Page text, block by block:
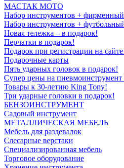
МАСТАК МОТО
Набор инструментов + фирменный
Набор инструментов +
Новая тележка – в подарок!
Перчатки в подарок!
Подарок при регистрации на
Подарочные карты
Пять ударных головок в подарок!
Супер цены на
Товары к 30-летию King Tony!
Три ударные головки в подарок!
БЕНЗОИНСТРУМЕНТ
Садовый инструмент
МЕТАЛЛИЧЕСКАЯ МЕБЕЛЬ
Мебель для раздевалок
Слесарные верстаки
Специализированная мебель
Торговое оборудование